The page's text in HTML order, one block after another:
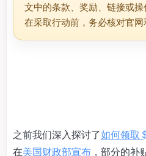
文中的条款、奖励、链接或
在采取行动前，务必核对官网
之前我们深入探讨了如何领取
在美国财政部宣布 ，部分的